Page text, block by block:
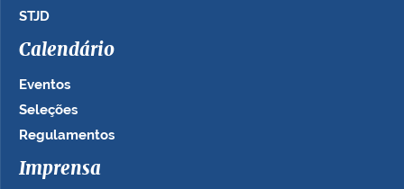
STJD
Calendário
Eventos
Seleções
Regulamentos
Imprensa